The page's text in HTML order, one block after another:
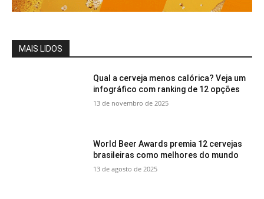
MAIS LIDOS
Qual a cerveja menos calórica? Veja um
infográfico com ranking de 12 opções
13 de novembro de 2025
World Beer Awards premia 12 cervejas
brasileiras como melhores do mundo
13 de agosto de 2025